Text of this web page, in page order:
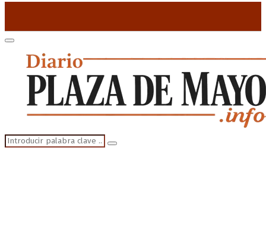
Primary
Menu
Search
for:
Search